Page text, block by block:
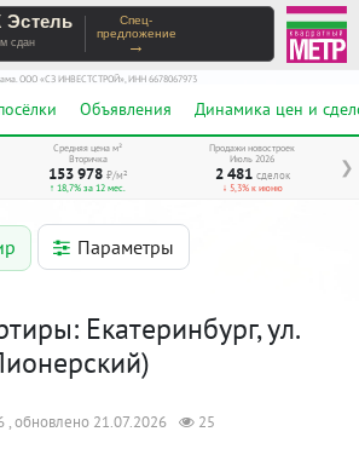
сдан
Спец-
предложение
→
ООО «СЗ ИНВЕСТСТРОЙ», ИНН 6678067973
Объявления Динамика цен и
❯
Средняя цена м²
Вторичка
153 978 ₽/м²
↑ 18,7% за 12 мес.
Продажи новостроек
Июль 2026
2 481 сделок
↓ 5,3% к июню
Параметры
Екатеринбург, ул.
, обновлено 21.07.2026 25